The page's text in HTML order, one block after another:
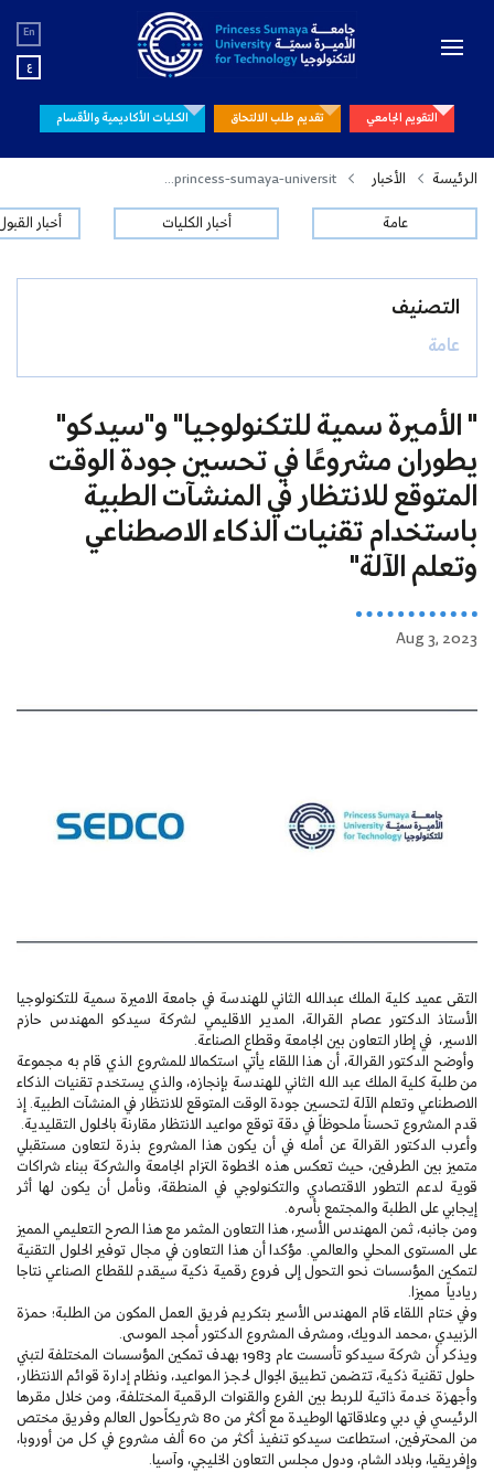
En
ع
التقويم الجامعي تقديم طلب الالتحاق الكليات الأكاديمية والأقسام
الرئيسة الأخبار
عامة أخبار الكليات أخبار
التصنيف
عامة
" الأميرة سمية للتكنولوجيا" و"سيدكو"
يطوران مشروعًا في تحسين جودة الوقت
المتوقع للانتظار في المنشآت الطبية
باستخدام تقنيات الذكاء الاصطناعي
وتعلم الآلة"
Aug 3, 2023
التقى عميد كلية الملك عبدالله الثاني للهندسة في جامعة الاميرة سمية للتكنولوجيا
الأستاذ الدكتور عصام القرالة، المدير الاقليمي لشركة سيدكو المهندس حازم
الاسير، في إطار التعاون بين الجامعة وقطاع الصناعة.
وأوضح الدكتور القرالة، أن هذا اللقاء يأتي استكمالا للمشروع الذي قام به مجموعة
من طلبة كلية الملك عبد الله الثاني للهندسة بإنجازه، والذي يستخدم تقنيات الذكاء
الاصطناعي وتعلم الآلة لتحسين جودة الوقت المتوقع للانتظار في المنشآت الطبية. إذ
قدم المشروع تحسناً ملحوظاً في دقة توقع مواعيد الانتظار مقارنة بالحلول التقليدية.
وأعرب الدكتور القرالة عن أمله في أن يكون هذا المشروع بذرة لتعاون مستقبلي
متميز بين الطرفين، حيث تعكس هذه الخطوة التزام الجامعة والشركة ببناء شراكات
قوية لدعم التطور الاقتصادي والتكنولوجي في المنطقة، ونأمل أن يكون لها أثر
إيجابي على الطلبة والمجتمع بأسره.
ومن جانبه، ثمن المهندس الأسير، هذا التعاون المثمر مع هذا الصرح التعليمي المميز
على المستوى المحلي والعالمي. مؤكدا أن هذا التعاون في مجال توفير الحلول التقنية
لتمكين المؤسسات نحو التحول إلى فروع رقمية ذكية سيقدم للقطاع الصناعي نتاجا
ريادياً مميزا.
وفي ختام اللقاء قام المهندس الأسير بتكريم فريق العمل المكون من الطلبة؛ حمزة
الزبيدي ،محمد الدويك، ومشرف المشروع الدكتور أمجد الموسى.
ويذكر أن شركة سيدكو تأسست عام 1983 بهدف تمكين المؤسسات المختلفة لتبني
حلول تقنية ذكية، تتضمن تطبيق الجوال لحجز المواعيد، ونظام إدارة قوائم الانتظار،
وأجهزة خدمة ذاتية للربط بين الفرع والقنوات الرقمية المختلفة، ومن خلال مقرها
الرئيسي في دبي وعلاقاتها الوطيدة مع أكثر من 80 شريكاًحول العالم وفريق مختص
من المحترفين، استطاعت سيدكو تنفيذ أكثر من 60 ألف مشروع في كل من أوروبا،
وإفريقيا، وبلاد الشام، ودول مجلس التعاون الخليجي، وآسيا.